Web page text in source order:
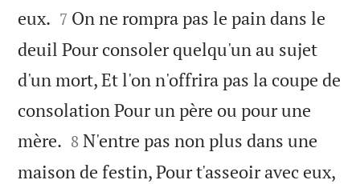
eux. 

7 On ne rompra pas le pain dans le
deuil Pour consoler quelqu'un au sujet
d'un mort, Et l'on n'offrira pas la coupe de
consolation Pour un père ou pour une
mère. 

8 N'entre pas non plus dans une
maison de festin, Pour t'asseoir avec eux,